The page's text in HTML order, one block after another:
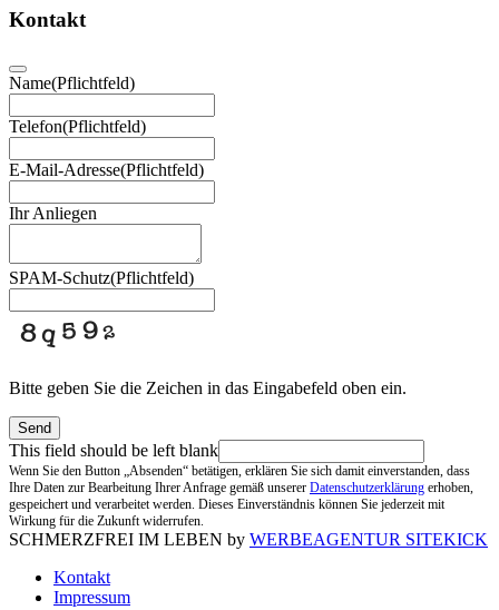
Kontakt
Name(Pflichtfeld)
Telefon(Pflichtfeld)
E-Mail-Adresse(Pflichtfeld)
Ihr Anliegen
SPAM-Schutz(Pflichtfeld)
Bitte geben Sie die Zeichen in das Eingabefeld oben ein.
Send
This field should be left blank
Wenn Sie den Button „Absenden“ betätigen, erklären Sie sich damit einverstanden, dass
Ihre Daten zur Bearbeitung Ihrer Anfrage gemäß unserer Datenschutzerklärung erhoben,
gespeichert und verarbeitet werden. Dieses Einverständnis können Sie jederzeit mit
Wirkung für die Zukunft widerrufen.
SCHMERZFREI IM LEBEN by WERBEAGENTUR SITEKICK
Kontakt
Impressum